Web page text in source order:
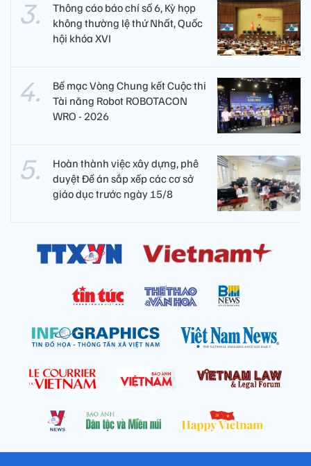
Thông cáo báo chí số 6, Kỳ họp
không thường lệ thứ Nhất, Quốc
hội khóa XVI
Bế mạc Vòng Chung kết Cuộc thi
Tài năng Robot ROBOTACON
WRO - 2026
Hoàn thành việc xây dựng, phê
duyệt Đề án sắp xếp các cơ sở
giáo dục trước ngày 15/8